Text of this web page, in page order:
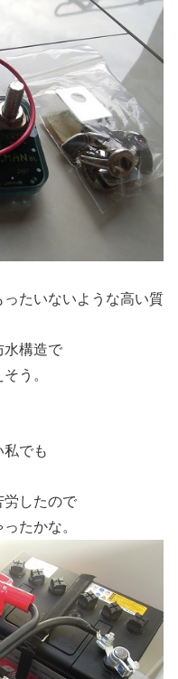
たいないような高い質
水構造で
う。
でも
労したので
たかな。